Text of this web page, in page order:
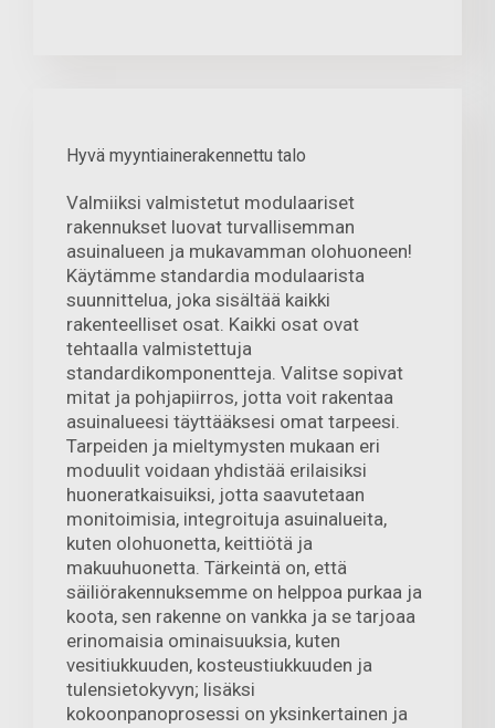
Hyvä myyntiainerakennettu talo
Valmiiksi valmistetut modulaariset
rakennukset luovat turvallisemman
asuinalueen ja mukavamman olohuoneen!
Käytämme standardia modulaarista
suunnittelua, joka sisältää kaikki
rakenteelliset osat. Kaikki osat ovat
tehtaalla valmistettuja
standardikomponentteja. Valitse sopivat
mitat ja pohjapiirros, jotta voit rakentaa
asuinalueesi täyttääksesi omat tarpeesi.
Tarpeiden ja mieltymysten mukaan eri
moduulit voidaan yhdistää erilaisiksi
huoneratkaisuiksi, jotta saavutetaan
monitoimisia, integroituja asuinalueita,
kuten olohuonetta, keittiötä ja
makuuhuonetta. Tärkeintä on, että
säiliörakennuksemme on helppoa purkaa ja
koota, sen rakenne on vankka ja se tarjoaa
erinomaisia ominaisuuksia, kuten
vesitiukkuuden, kosteustiukkuuden ja
tulensietokyvyn; lisäksi
kokoonpanoprosessi on yksinkertainen ja